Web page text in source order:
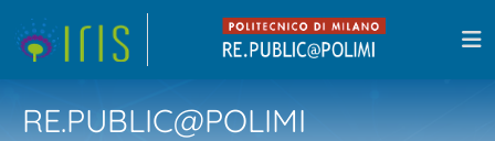
RE.PUBLIC@POLIMI